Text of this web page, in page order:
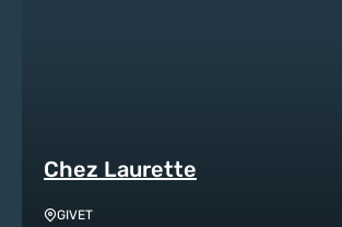
Chez Laurette
GIVET